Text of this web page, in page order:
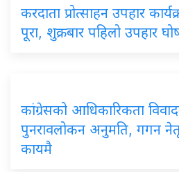
करदाता प्रोत्साहन उपहार
पूरा, शुक्रबार पहिलो उपहार
कांग्रेसको आधिकारिकता
पुनरावलोकन अनुमति, गगन
कायमै